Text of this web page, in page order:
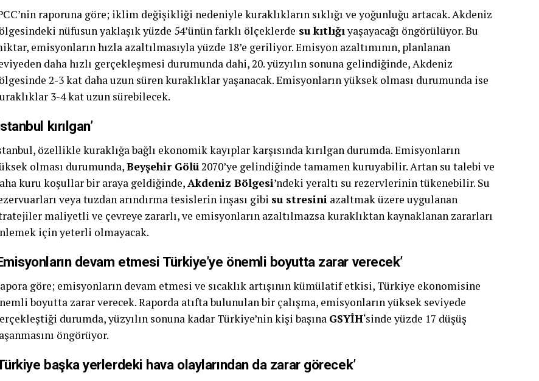
raporuna göre; iklim değişikliği nedeniyle kuraklıkların sıklığı ve yoğunluğu artacak. Akdeniz
nüfusun yaklaşık yüzde 54’ünün farklı ölçeklerde su kıtlığıyaşayacağı öngörülüyor. Bu
emisyonların hızla azaltılmasıyla yüzde 18’e geriliyor. Emisyon azaltımının, planlanan
daha hızlı gerçekleşmesi durumunda dahi, 20. yüzyılın sonuna gelindiğinde, Akdeniz
2-3 kat daha uzun süren kuraklıklar yaşanacak. Emisyonların yüksek olması durumunda ise
3-4 kat uzun sürebilecek.
kırılgan’
özellikle kuraklığa bağlı ekonomik kayıplar karşısında kırılgan durumda. Emisyonların
olması durumunda,Beyşehir Gölü2070’ye gelindiğinde tamamen kuruyabilir. Artan su talebi ve
kuru koşullar bir araya geldiğinde,Akdeniz Bölgesi’ndeki yeraltı su rezervlerinin tükenebilir. Su
veya tuzdan arındırma tesislerin inşası gibi su stresini azaltmak üzere uygulanan
maliyetli ve çevreye zararlı, ve emisyonların azaltılmazsa kuraklıktan kaynaklanan zararları
için yeterli olmayacak.
devam etmesi Türkiye’ye önemli boyutta zarar verecek’
göre; emisyonların devam etmesi ve sıcaklık artışının kümülatif etkisi, Türkiye ekonomisine
boyutta zarar verecek. Raporda atıfta bulunulan bir çalışma, emisyonların yüksek seviyede
durumda, yüzyılın sonuna kadar Türkiye’nin kişi başına GSYİH‘sinde yüzde 17 düşüş
öngörüyor.
başka yerlerdeki hava olaylarından da zarar görecek’